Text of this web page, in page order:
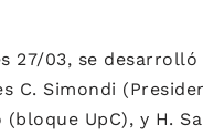
27/03, se
C. Simondi
(bloque UpC), y H.